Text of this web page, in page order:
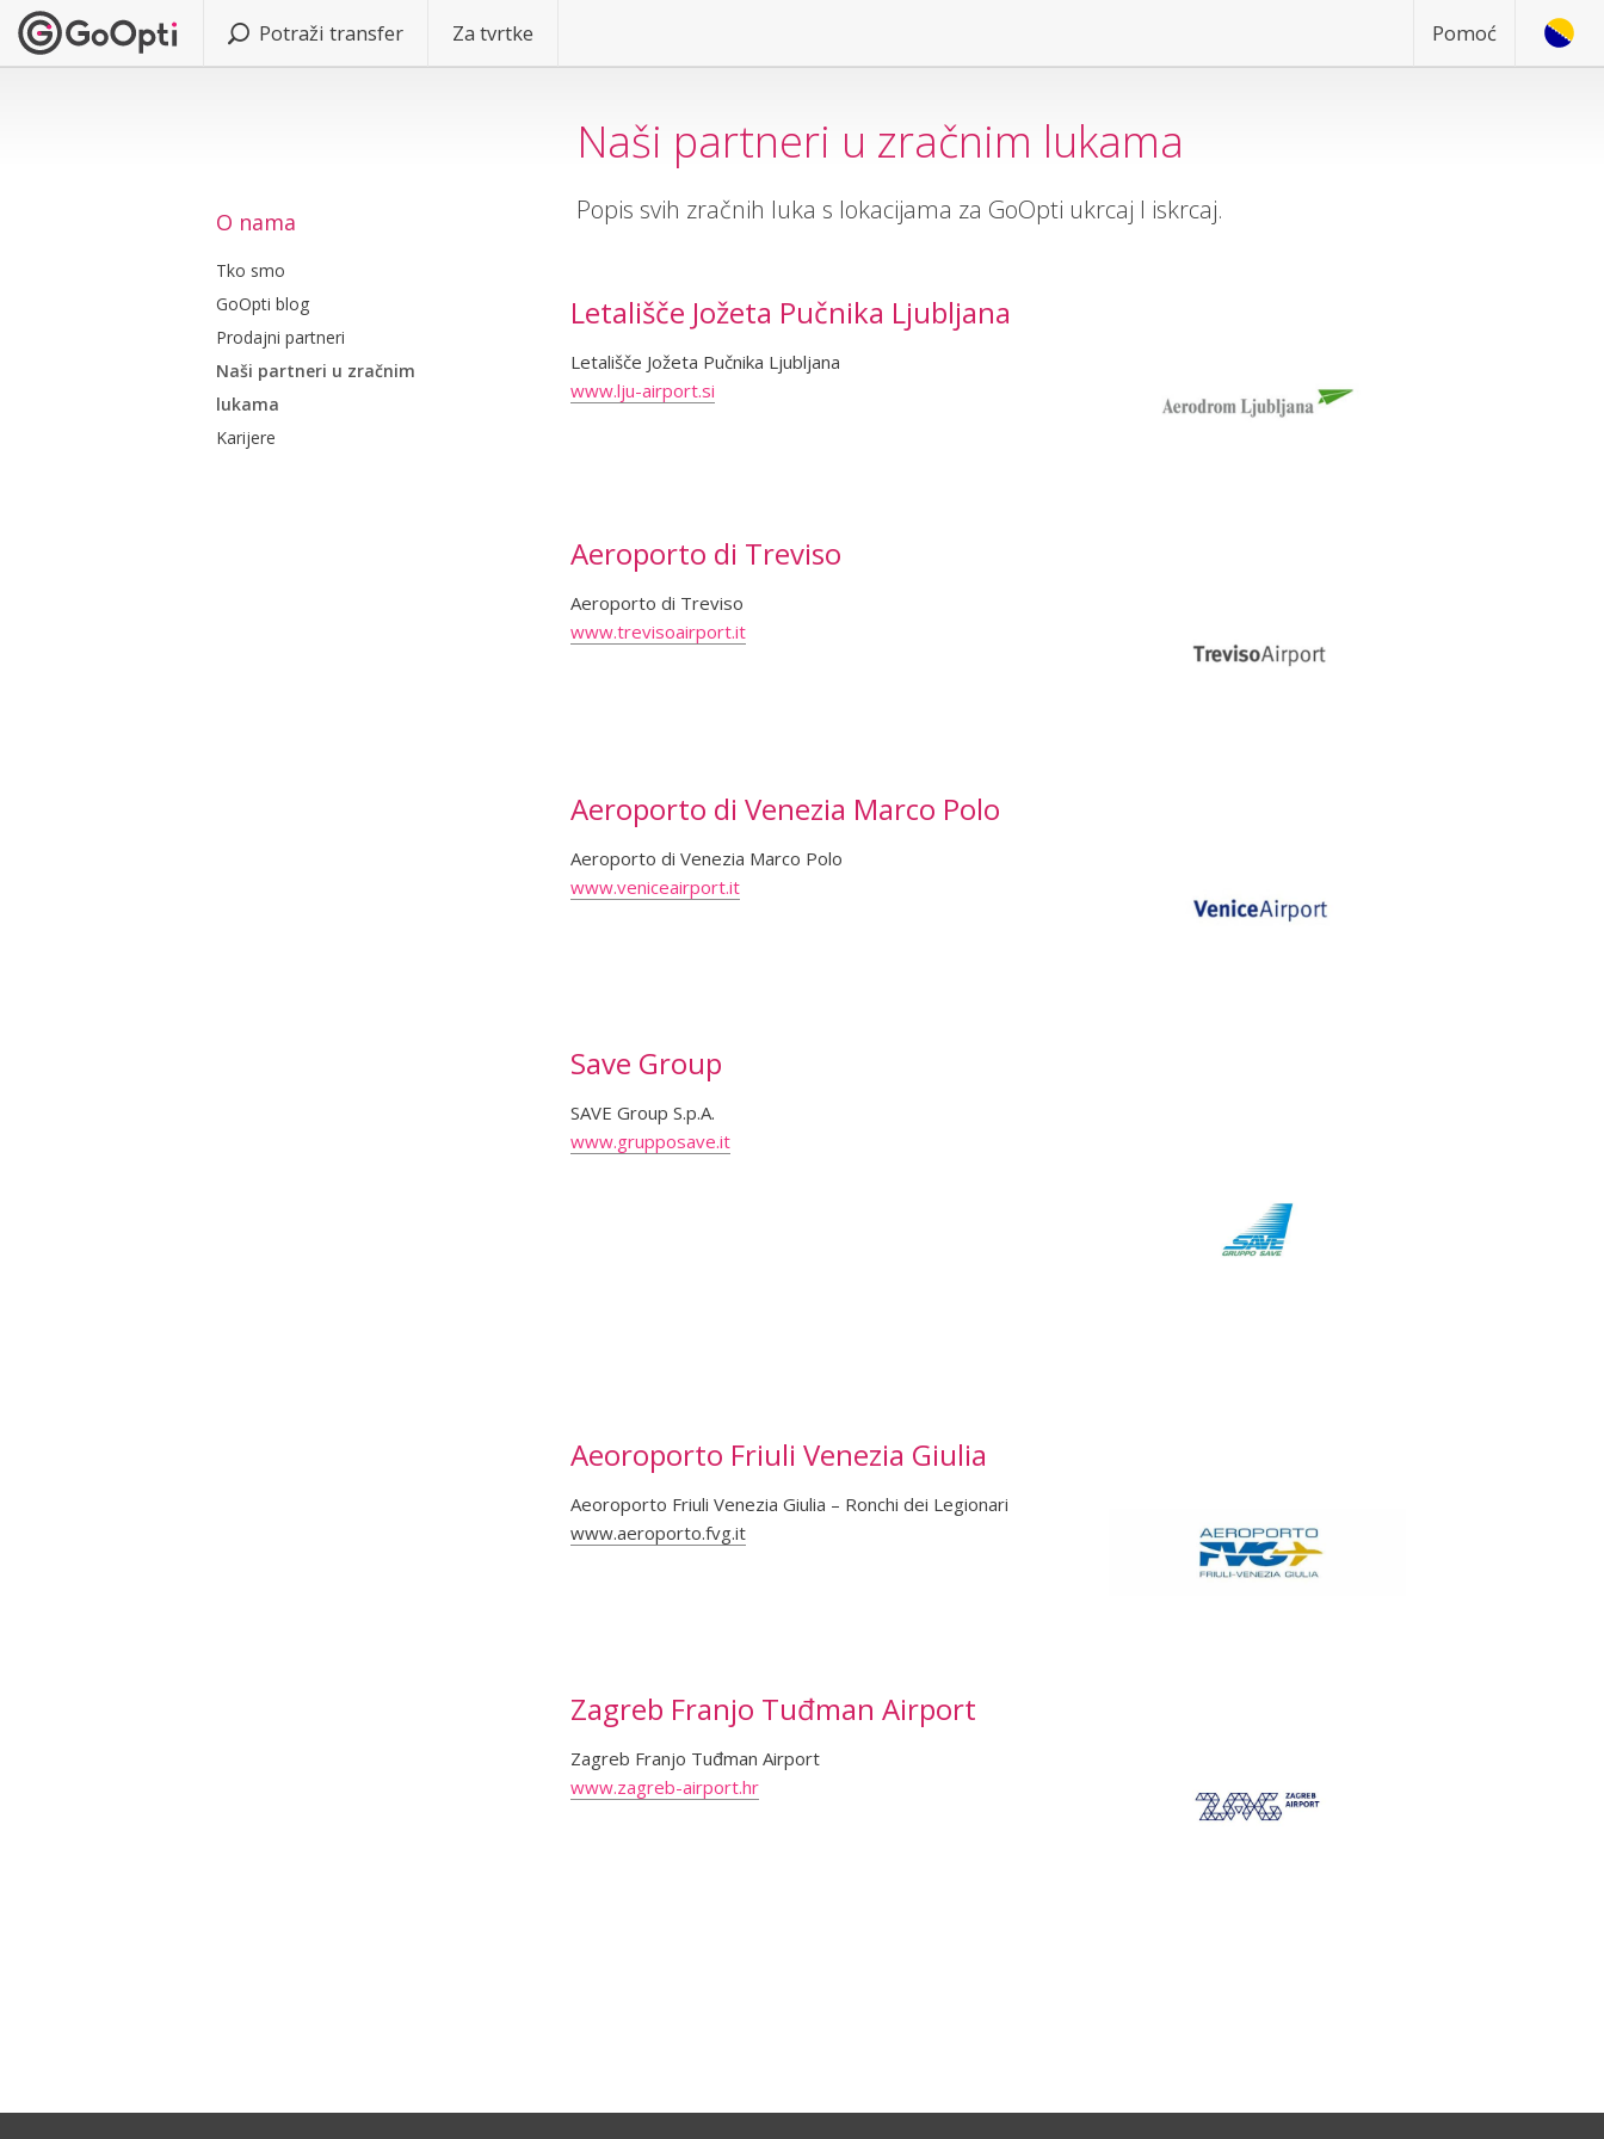
Potraži transfer Za tvrtke Pomoć
Naši partneri u zračnim lukama
O nama
Tko smo
GoOpti blog
Prodajni partneri
Naši partneri u zračnim
lukama
Karijere
Popis svih zračnih luka s lokacijama za GoOpti ukrcaj I iskrcaj.
Letališče Jožeta Pučnika Ljubljana
Letališče Jožeta Pučnika Ljubljana
www.lju-airport.si
Aeroporto di Treviso
Aeroporto di Treviso
www.trevisoairport.it
Aeroporto di Venezia Marco Polo
Aeroporto di Venezia Marco Polo
www.veniceairport.it
Save Group
SAVE Group S.p.A.
www.grupposave.it
Aeoroporto Friuli Venezia Giulia
Aeoroporto Friuli Venezia Giulia – Ronchi dei Legionari
www.aeroporto.fvg.it
Zagreb Franjo Tuđman Airport
Zagreb Franjo Tuđman Airport
www.zagreb-airport.hr